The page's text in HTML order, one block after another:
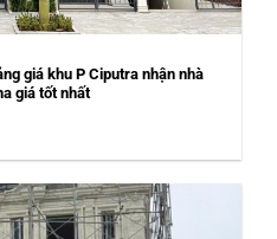
giá khu P Ciputra nhận nhà
giá tốt nhất